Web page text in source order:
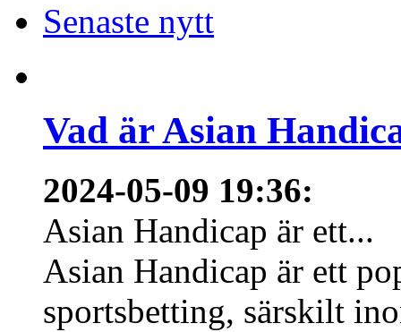
Senaste nytt
Vad är Asian
2024-05-09 19:36:
Asian Handicap är ett...
Asian Handicap är ett
sportsbetting, särskilt